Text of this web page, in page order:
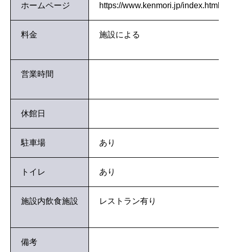
ホームページ https://www.kenmori.jp/index.html
料金 施設による
営業時間
休館日
駐車場 あり
トイレ あり
施設内飲食施設 レストラン有り
備考